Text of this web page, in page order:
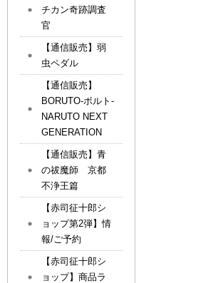
チカン奇跡調査
官
【通信販売】弱
虫ペダル
【通信販売】
BORUTO-ボルト-
NARUTO NEXT
GENERATION
【通信販売】青
の祓魔師 京都
不浄王篇
【赤司征十郎シ
ョップ第2弾】情
報/ご予約
【赤司征十郎シ
ョップ】商品ラ